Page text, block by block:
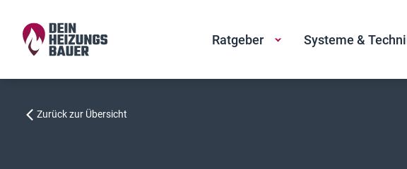
Ratgeber Systeme &
Zurück zur Übersicht